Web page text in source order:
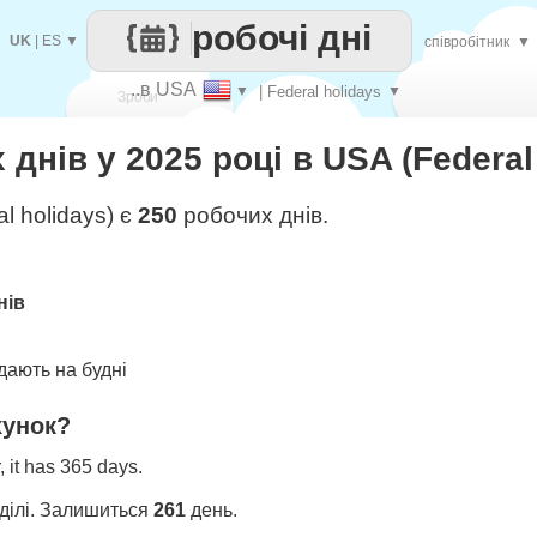
Зроби
кожен
..в USA ▼ | Federal holidays ▼
робочі дні
UK ES ▼ співробітник ▼
днів у 2025 році в USA
holidays) є 250 робочих днів.
на будні
it has 365 days.
Залишиться 261 день.